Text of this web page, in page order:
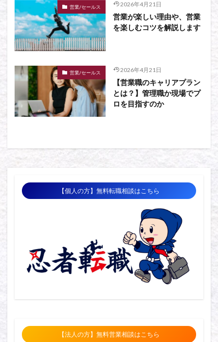
営業/セールス 2026年4月21日
営業が楽しい理由や、営業
を楽しむコツを解説します
営業/セールス 2026年4月21日
【営業職のキャリアプラン
とは？】管理職か現場でプ
ロを目指すのか
【個人の方】無料転職相談はこちら
【法人の方】無料営業相談はこちら